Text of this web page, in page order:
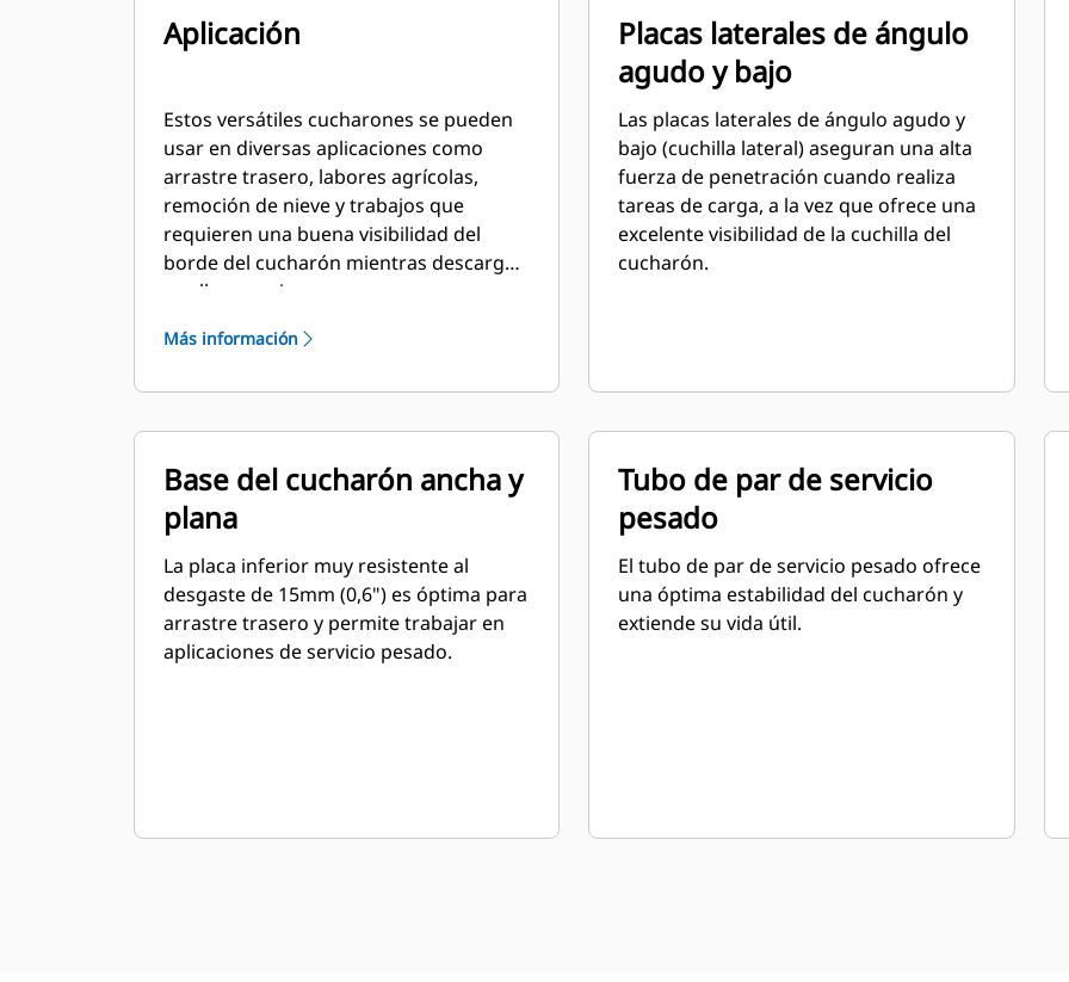
Aplicación
Estos versátiles cucharones se pueden
usar en diversas aplicaciones como
arrastre trasero, labores agrícolas,
remoción de nieve y trabajos que
requieren una buena visibilidad del
borde del cucharón mientras descarga
o rellena zanjas.
Más información
Placas laterales de ángulo
agudo y bajo
Las placas laterales de ángulo agudo y
bajo (cuchilla lateral) aseguran una alta
fuerza de penetración cuando realiza
tareas de carga, a la vez que ofrece una
excelente visibilidad de la cuchilla del
cucharón.
Base del cucharón ancha y
plana
La placa inferior muy resistente al
desgaste de 15mm (0,6") es óptima para
arrastre trasero y permite trabajar en
aplicaciones de servicio pesado.
Tubo de par de servicio
pesado
El tubo de par de servicio pesado ofrece
una óptima estabilidad del cucharón y
extiende su vida útil.